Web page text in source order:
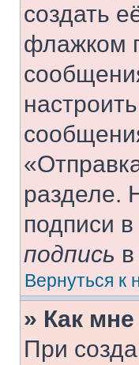
создать
флажком
разделе.
подписи
подпись
Вернуться к
» Как
При